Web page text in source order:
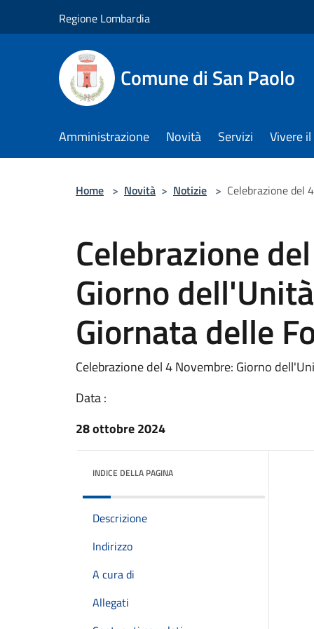
Regione Lombardia
Comune di San Paolo
Amministrazione Novità Servizi Vivere
Home > Novità > Notizie > Celebrazione del
Celebrazione
Giorno
Giornata delle
Celebrazione del 4 Novembre: Giorno
Data :
28 ottobre 2024
INDICE DELLA PAGINA
Descrizione
Indirizzo
A cura di
Allegati